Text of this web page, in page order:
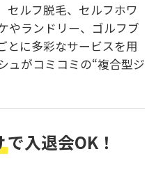
セルフ脱毛、セルフホワ
やランドリー、ゴルフブ
とに多彩なサービスを用
ュがコミコミの“複合型ジ
で入退会OK！